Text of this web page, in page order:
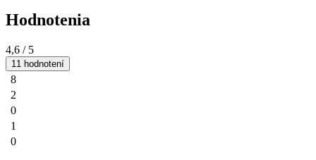
Hodnotenia
4,6 / 5
11 hodnotení
8
2
0
1
0